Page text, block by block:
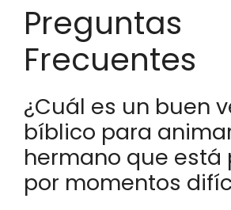
Preguntas
Frecuentes
¿Cuál es un buen
bíblico para
hermano que está
por momentos